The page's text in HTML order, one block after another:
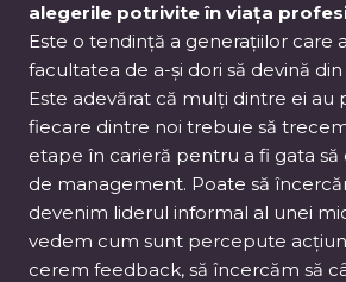
alegerile potrivite în viața
Este o tendință a generațiilor care
facultatea de a-și dori să devină
Este adevărat că mulți dintre ei au
fiecare dintre noi trebuie să
etape în carieră pentru a fi gata
de management. Poate să
devenim liderul informal al unei
vedem cum sunt percepute
cerem feedback, să încercăm să